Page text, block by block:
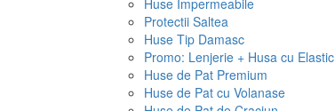
Huse Impermeabile
Protectii Saltea
Huse Tip Damasc
Promo: Lenjerie + Husa cu Elastic
Huse de Pat Premium
Huse de Pat cu Volanase